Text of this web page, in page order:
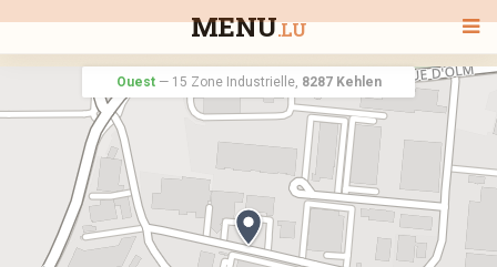
MENU.LU
TOUS LES RESTAURANTS
Ouest —15 Zone Industrielle, 8287 Kehlen